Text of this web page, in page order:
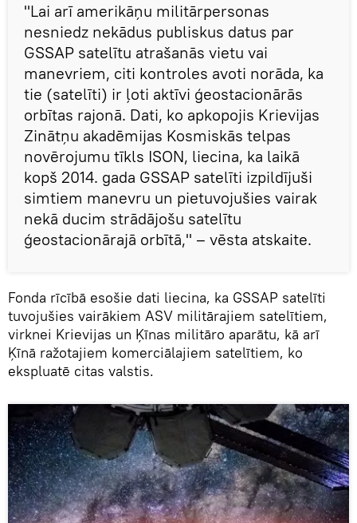
"Lai arī amerikāņu militārpersonas
nesniedz nekādus publiskus datus par
GSSAP satelītu atrašanās vietu vai
manevriem, citi kontroles avoti norāda, ka
tie (satelīti) ir ļoti aktīvi ģeostacionārās
orbītas rajonā. Dati, ko apkopojis Krievijas
Zinātņu akadēmijas Kosmiskās telpas
novērojumu tīkls ISON, liecina, ka laikā
kopš 2014. gada GSSAP satelīti izpildījuši
simtiem manevru un pietuvojušies vairak
nekā ducim strādājošu satelītu
ģeostacionārajā orbītā," – vēsta atskaite.
Fonda rīcībā esošie dati liecina, ka GSSAP satelīti
tuvojušies vairākiem ASV militārajiem satelītiem,
virknei Krievijas un Ķīnas militāro aparātu, kā arī
Ķīnā ražotajiem komerciālajiem satelītiem, ko
ekspluatē citas valstis.